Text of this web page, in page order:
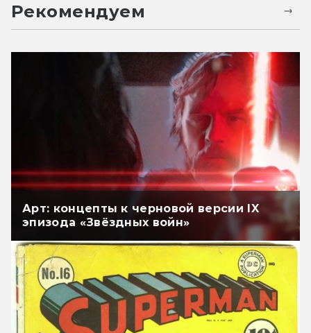
Рекомендуем
Арт: концепты к черновой версии IX
эпизода «Звёздных войн»